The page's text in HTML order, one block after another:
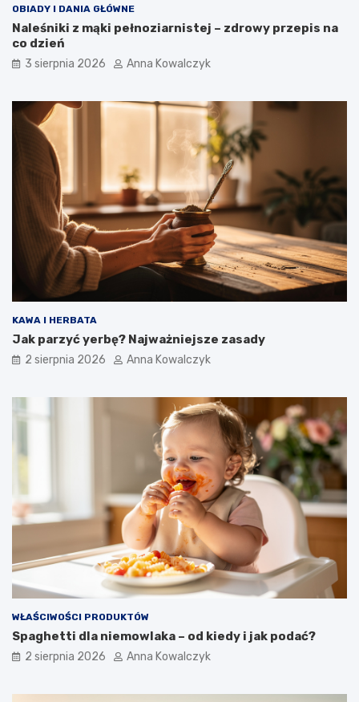
OBIADY I DANIA GŁÓWNE
Naleśniki z mąki pełnoziarnistej – zdrowy przepis na
co dzień
3 sierpnia 2026 Anna Kowalczyk
KAWA I HERBATA
Jak parzyć yerbę? Najważniejsze zasady
2 sierpnia 2026 Anna Kowalczyk
WŁAŚCIWOŚCI PRODUKTÓW
Spaghetti dla niemowlaka – od kiedy i jak podać?
2 sierpnia 2026 Anna Kowalczyk